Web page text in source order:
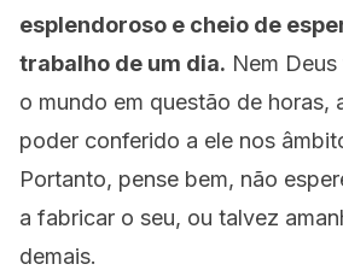
esplendoroso e cheio de
trabalho de um dia. Nem
o mundo em questão de horas,
poder conferido a ele nos
Portanto, pense bem, não
a fabricar o seu, ou talvez
demais.